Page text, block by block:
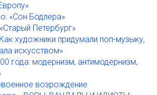
«Сон Бодлера»
Петербург»
художники придумали поп-музыку,
искусством»
года: модернизм, антимодернизм,
возрождение